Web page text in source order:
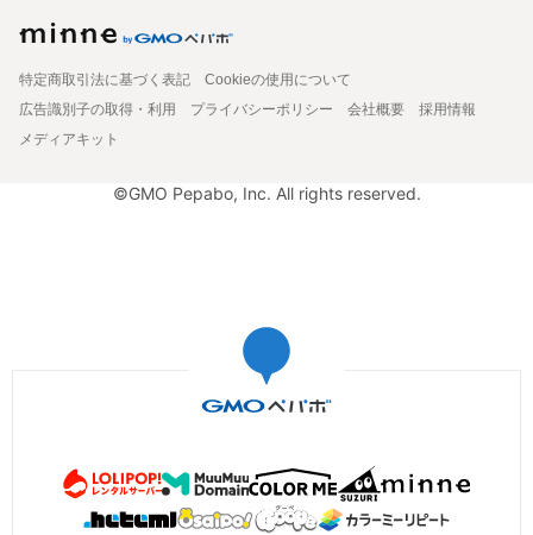
特定商取引法に基づく表記
Cookieの使用について
広告識別子の取得・利用
プライバシーポリシー 会社概要
採用情報
メディアキット
©GMO Pepabo, Inc. All rights reserved.